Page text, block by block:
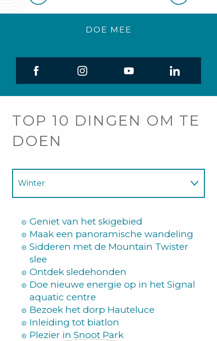
DOE MEE
TOP 10 DINGEN OM TE
DOEN
Winter
Geniet van het skigebied
Maak een panoramische wandeling
Sidderen met de Mountain Twister
slee
Ontdek sledehonden
Doe nieuwe energie op in het Signal
aquatic centre
Bezoek het dorp Hauteluce
Inleiding tot biatlon
Plezier in Snoot Park